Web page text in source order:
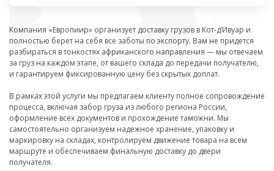
Компания «Европиир» организует доставку грузов в Кот-д’Ивуар и
полностью берет на себя все заботы по экспорту. Вам не придется
разбираться в тонкостях африканского направления — мы отвечаем
за груз на каждом этапе, от вашего склада до передачи получателю,
и гарантируем фиксированную цену без скрытых доплат.
В рамках этой услуги мы предлагаем клиенту полное сопровождение
процесса, включая забор груза из любого региона России,
оформление всех документов и прохождение таможни. Мы
самостоятельно организуем надежное хранение, упаковку и
маркировку на складах, контролируем движение товара на всем
маршруте и обеспечиваем финальную доставку до двери
получателя.